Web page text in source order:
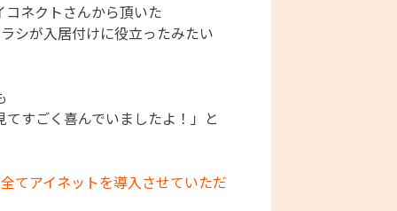
ネクトさんから頂いた
シが入居付けに役立ったみたい
てすごく喜んでいましたよ！」と
てアイネットを導入させていただ